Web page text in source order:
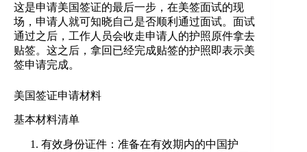
这是申请美国签证的最后一步，在美签面试的现
场，申请人就可知晓自己是否顺利通过面试。面试
通过之后，工作人员会收走申请人的护照原件拿去
贴签。这之后，拿回已经完成贴签的护照即表示美
签申请完成。
美国签证申请材料
基本材料清单
有效身份证件：准备在有效期内的中国护